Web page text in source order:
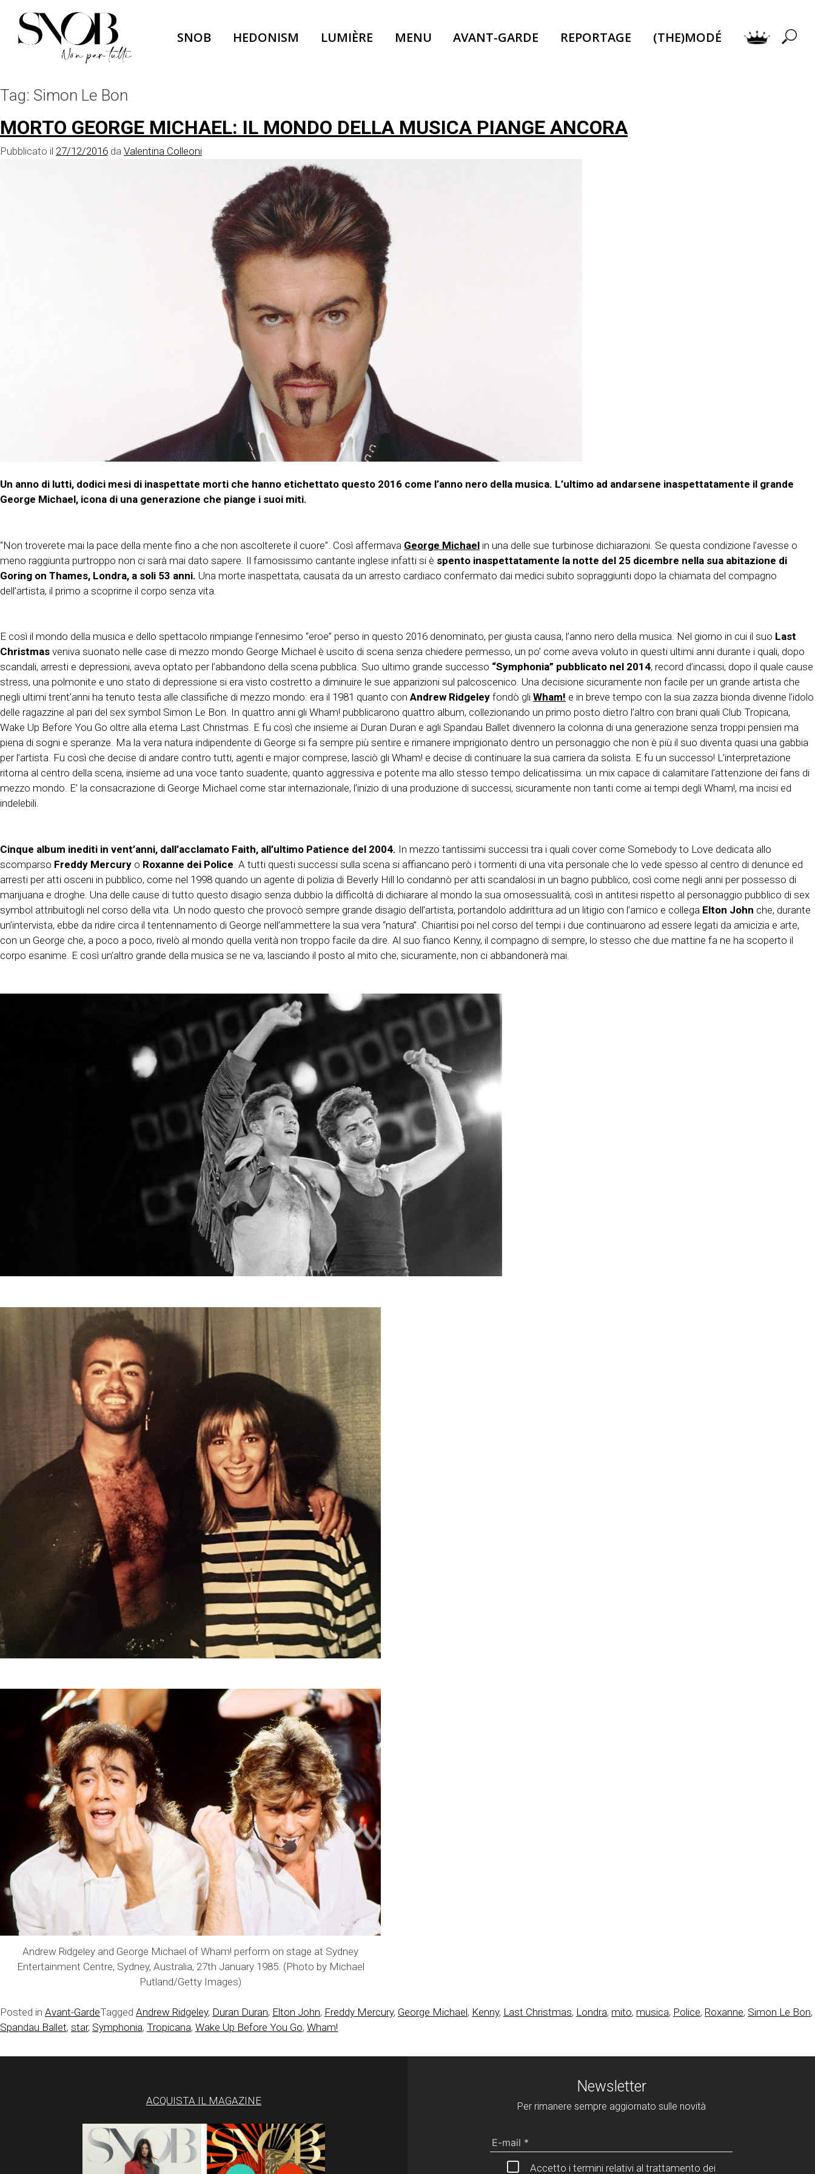
content
SNOB HEDONISM LUMIÈRE MENU AVANT-GARDE REPORTAGE (THE)MODÉ
Tag: Simon Le Bon
MORTO GEORGE MICHAEL: IL MONDO DELLA MUSICA PIANGE ANCORA
Pubblicato il 27/12/2016 da Valentina Colleoni
Un anno di lutti, dodici mesi di inaspettate morti che hanno etichettato questo 2016 come l’anno nero della musica. L’ultimo ad andarsene inaspettatamente il grande
George Michael, icona di una generazione che piange i suoi miti.
“Non troverete mai la pace della mente fino a che non ascolterete il cuore”. Così affermava George Michael in una delle sue turbinose dichiarazioni. Se questa condizione l’avesse o
meno raggiunta purtroppo non ci sarà mai dato sapere. Il famosissimo cantante inglese infatti si è spento inaspettatamente la notte del 25 dicembre nella sua abitazione di
Goring on Thames, Londra, a soli 53 anni. Una morte inaspettata, causata da un arresto cardiaco confermato dai medici subito sopraggiunti dopo la chiamata del compagno
dell’artista, il primo a scoprirne il corpo senza vita.
E così il mondo della musica e dello spettacolo rimpiange l’ennesimo “eroe” perso in questo 2016 denominato, per giusta causa, l’anno nero della musica. Nel giorno in cui il suo Last
Christmas veniva suonato nelle case di mezzo mondo George Michael è uscito di scena senza chiedere permesso, un po’ come aveva voluto in questi ultimi anni durante i quali, dopo
scandali, arresti e depressioni, aveva optato per l’abbandono della scena pubblica. Suo ultimo grande successo “Symphonia” pubblicato nel 2014, record d’incassi, dopo il quale cause
stress, una polmonite e uno stato di depressione si era visto costretto a diminuire le sue apparizioni sul palcoscenico. Una decisione sicuramente non facile per un grande artista che
negli ultimi trent’anni ha tenuto testa alle classifiche di mezzo mondo: era il 1981 quanto con Andrew Ridgeley fondò gli Wham! e in breve tempo con la sua zazza bionda divenne l’idolo
delle ragazzine al pari del sex symbol Simon Le Bon. In quattro anni gli Wham! pubblicarono quattro album, collezionando un primo posto dietro l’altro con brani quali Club Tropicana,
Wake Up Before You Go oltre alla eterna Last Christmas. E fu così che insieme ai Duran Duran e agli Spandau Ballet divennero la colonna di una generazione senza troppi pensieri ma
piena di sogni e speranze. Ma la vera natura indipendente di George si fa sempre più sentire e rimanere imprigionato dentro un personaggio che non è più il suo diventa quasi una gabbia
per l’artista. Fu così che decise di andare contro tutti, agenti e major comprese, lasciò gli Wham! e decise di continuare la sua carriera da solista. E fu un successo! L’interpretazione
ritorna al centro della scena, insieme ad una voce tanto suadente, quanto aggressiva e potente ma allo stesso tempo delicatissima: un mix capace di calamitare l’attenzione dei fans di
mezzo mondo. E’ la consacrazione di George Michael come star internazionale, l’inizio di una produzione di successi, sicuramente non tanti come ai tempi degli Wham!, ma incisi ed
indelebili.
Cinque album inediti in vent’anni, dall’acclamato Faith, all’ultimo Patience del 2004. In mezzo tantissimi successi tra i quali cover come Somebody to Love dedicata allo
scomparso Freddy Mercury o Roxanne dei Police . A tutti questi successi sulla scena si affiancano però i tormenti di una vita personale che lo vede spesso al centro di denunce ed
arresti per atti osceni in pubblico, come nel 1998 quando un agente di polizia di Beverly Hill lo condannò per atti scandalosi in un bagno pubblico, così come negli anni per possesso di
marijuana e droghe. Una delle cause di tutto questo disagio senza dubbio la difficoltà di dichiarare al mondo la sua omosessualità, così in antitesi rispetto al personaggio pubblico di sex
symbol attribuitogli nel corso della vita. Un nodo questo che provocò sempre grande disagio dell’artista, portandolo addirittura ad un litigio con l’amico e collega Elton John che, durante
un’intervista, ebbe da ridire circa il tentennamento di George nell’ammettere la sua vera “natura”. Chiaritisi poi nel corso del tempi i due continuarono ad essere legati da amicizia e arte,
con un George che, a poco a poco, rivelò al mondo quella verità non troppo facile da dire. Al suo fianco Kenny, il compagno di sempre, lo stesso che due mattine fa ne ha scoperto il
corpo esanime. E così un’altro grande della musica se ne va, lasciando il posto al mito che, sicuramente, non ci abbandonerà mai.
Andrew Ridgeley and George Michael of Wham! perform on stage at Sydney
Entertainment Centre, Sydney, Australia, 27th January 1985. (Photo by Michael
Putland/Getty Images)
Posted in Avant-GardeTagged Andrew Ridgeley, Duran Duran, Elton John, Freddy Mercury, George Michael, Kenny, Last Christmas, Londra, mito, musica, Police, Roxanne, Simon Le Bon,
Spandau Ballet, star, Symphonia, Tropicana, Wake Up Before You Go, Wham!
ACQUISTA IL MAGAZINE
Newsletter
Per rimanere sempre aggiornato sulle novità
Accetto i termini relativi al trattamento dei